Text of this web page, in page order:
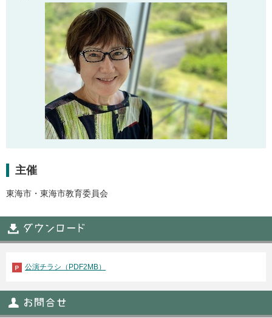
主催
東海市・東海市教育委員会
公演チラシ（PDF2MB）